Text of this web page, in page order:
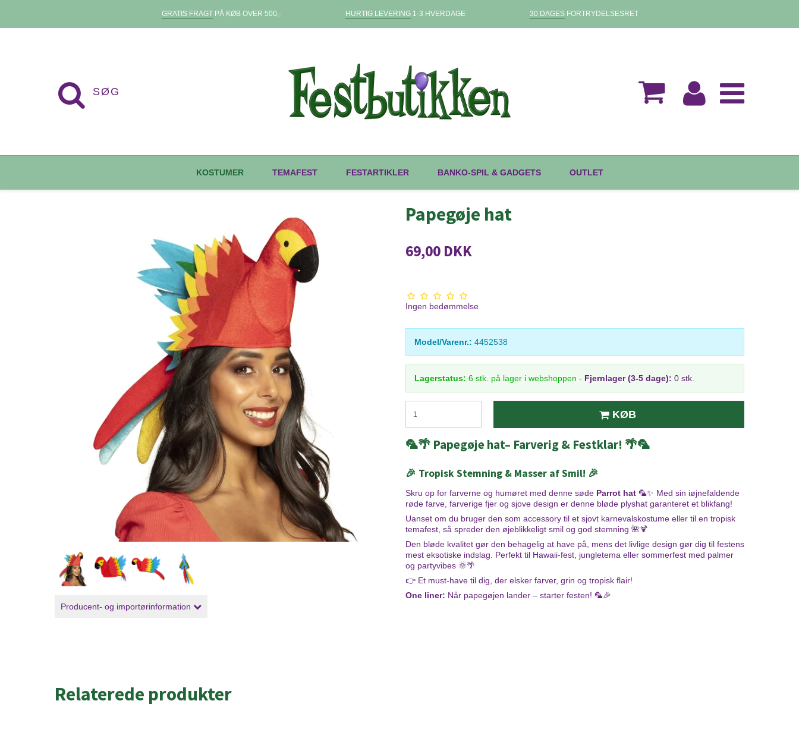
GRATIS FRAGTPÅ KØB OVER 500,- HURTIG LEVERING1-3 HVERDAGE 30 DAGESFORTRYDELSESRET
KOSTUMER TEMAFEST FESTARTIKLER BANKO-SPIL & GADGETS OUTLET
Producent- og importørinformation
Papegøje hat
69,00 DKK
Ingen bedømmelse
Model/Varenr.: 4452538
Lagerstatus: 6 stk. på lager i webshoppen - Fjernlager (3-5 dage): 0 stk.
KØB
🦜🌴 Papegøje hat– Farverig & Festklar! 🌴🦜
🎉 Tropisk Stemning & Masser af Smil! 🎉
Skru op for farverne og humøret med denne søde Parrot hat 🦜✨ Med sin iøjnefaldende
røde farve, farverige fjer og sjove design er denne bløde plyshat garanteret et blikfang!
Uanset om du bruger den som accessory til et sjovt karnevalskostume eller til en tropisk
temafest, så spreder den øjeblikkeligt smil og god stemning 🌺🍹
Den bløde kvalitet gør den behagelig at have på, mens det livlige design gør dig til festens
mest eksotiske indslag. Perfekt til Hawaii-fest, jungletema eller sommerfest med palmer
og partyvibes 🌞🌴
👉 Et must-have til dig, der elsker farver, grin og tropisk flair!
One liner: Når papegøjen lander – starter festen! 🦜🎉
Relaterede produkter